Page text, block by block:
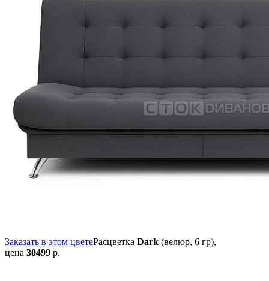
Заказать в этом цветеРасцветка Dark (велюр, 6 гр),
цена 30499 р.